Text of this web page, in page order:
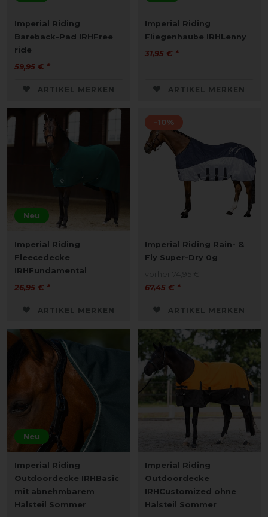
Imperial Riding
Bareback-Pad IRHFree
ride
59,95 € *
ARTIKEL MERKEN
Imperial Riding
Fliegenhaube IRHLenny
31,95 € *
ARTIKEL MERKEN
Neu
Imperial Riding
Fleecedecke
IRHFundamental
26,95 € *
ARTIKEL MERKEN
-10%
Imperial Riding Rain- &
Fly Super-Dry 0g
67,45 € *
ARTIKEL MERKEN
Neu
Imperial Riding
Outdoordecke IRHBasic
mit abnehmbarem
Halsteil Sommer
Imperial Riding
Outdoordecke
IRHCustomized ohne
Halsteil Sommer